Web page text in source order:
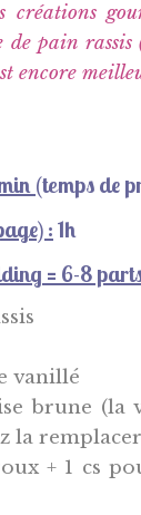
créations
pain rassis
encore
(temps de
: 1h
= 6-8
vanillé
brune (la
la
+ 1 cs